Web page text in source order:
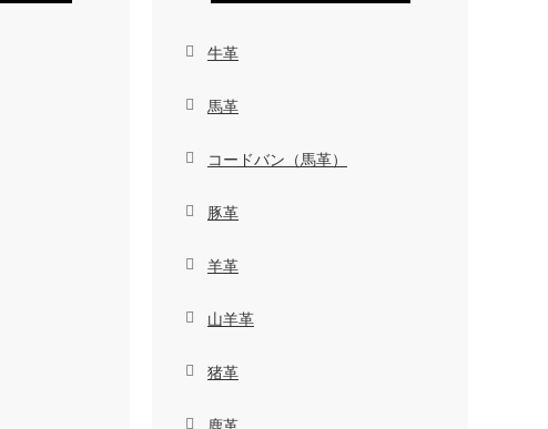
牛革
馬革
コードバン（馬革）
豚革
羊革
山羊革
猪革
鹿革